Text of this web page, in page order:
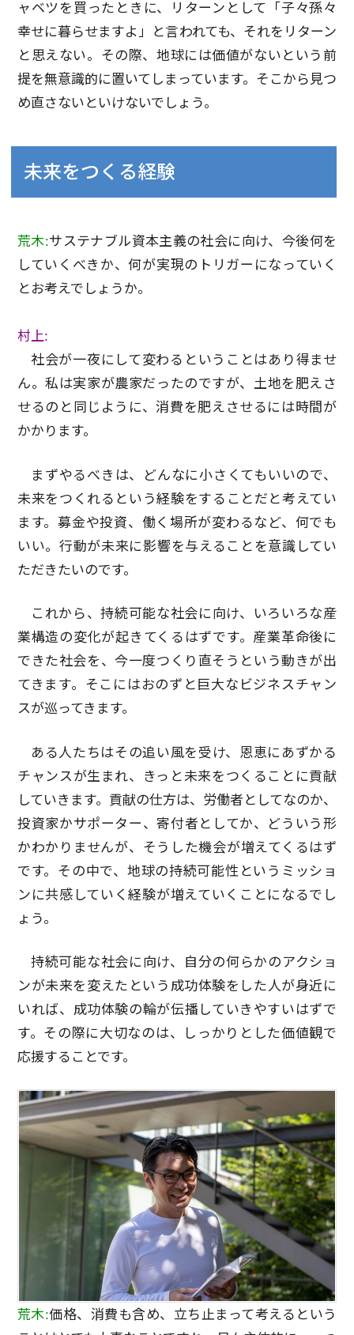
ャベツを買ったときに、リターンとして「子々孫々
幸せに暮らせますよ」と言われても、それをリターン
と思えない。その際、地球には価値がないという前
提を無意識的に置いてしまっています。そこから見つ
め直さないといけないでしょう。
未来をつくる経験
荒木:サステナブル資本主義の社会に向け、今後何を
していくべきか、何が実現のトリガーになっていく
とお考えでしょうか。
村上:
社会が一夜にして変わるということはあり得ませ
ん。私は実家が農家だったのですが、土地を肥えさ
せるのと同じように、消費を肥えさせるには時間が
かかります。
まずやるべきは、どんなに小さくてもいいので、
未来をつくれるという経験をすることだと考えてい
ます。募金や投資、働く場所が変わるなど、何でも
いい。行動が未来に影響を与えることを意識してい
ただきたいのです。
これから、持続可能な社会に向け、いろいろな産
業構造の変化が起きてくるはずです。産業革命後に
できた社会を、今一度つくり直そうという動きが出
てきます。そこにはおのずと巨大なビジネスチャン
スが巡ってきます。
ある人たちはその追い風を受け、恩恵にあずかる
チャンスが生まれ、きっと未来をつくることに貢献
していきます。貢献の仕方は、労働者としてなのか、
投資家かサポーター、寄付者としてか、どういう形
かわかりませんが、そうした機会が増えてくるはず
です。その中で、地球の持続可能性というミッショ
ンに共感していく経験が増えていくことになるでし
ょう。
持続可能な社会に向け、自分の何らかのアクショ
ンが未来を変えたという成功体験をした人が身近に
いれば、成功体験の輪が伝播していきやすいはずで
す。その際に大切なのは、しっかりとした価値観で
応援することです。
荒木:価格、消費も含め、立ち止まって考えるという